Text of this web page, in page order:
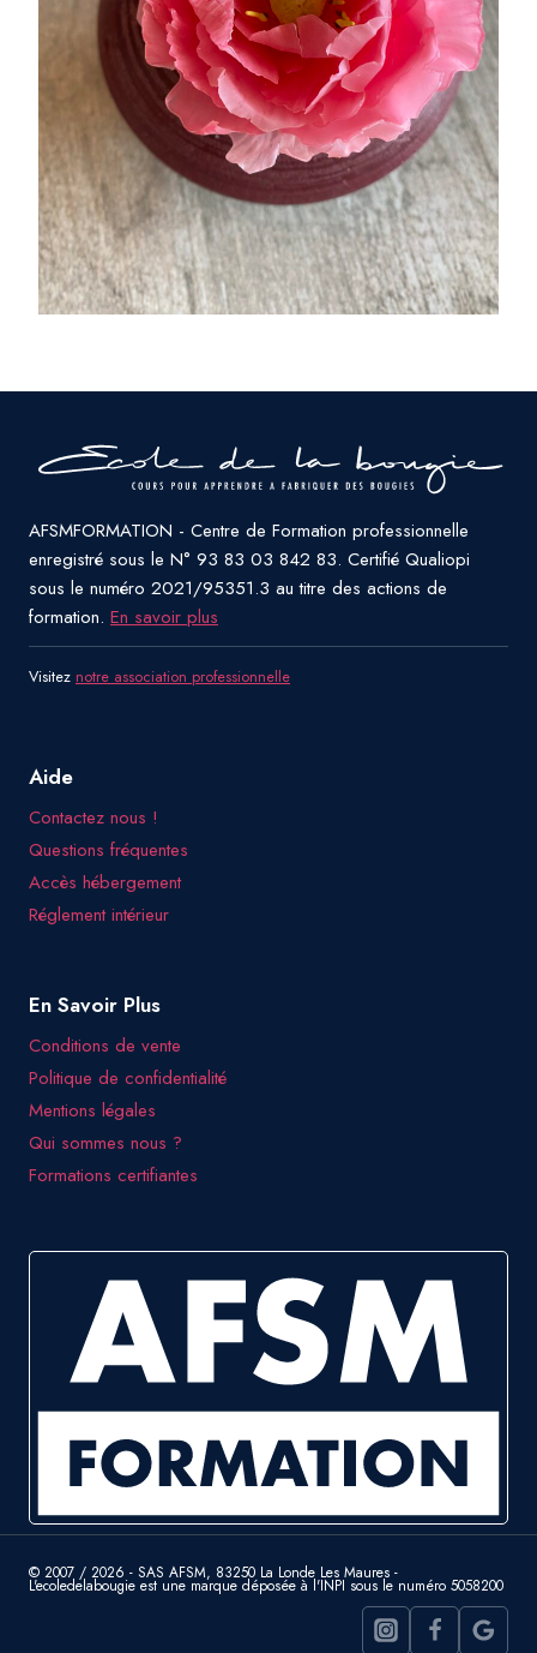
AFSMFORMATION - Centre de Formation professionnelle
enregistré sous le N° 93 83 03 842 83. Certifié Qualiopi
sous le numéro 2021/95351.3 au titre des actions de
formation. En savoir plus
Visitez notre association professionnelle
Aide
Contactez nous !
Questions fréquentes
Accès hébergement
Réglement intérieur
En Savoir Plus
Conditions de vente
Politique de confidentialité
Mentions légales
Qui sommes nous ?
Formations certifiantes
© 2007 / 2026 - SAS AFSM, 83250 La Londe Les Maures -
L'ecoledelabougie est une marque déposée à l'INPI sous le numéro 5058200